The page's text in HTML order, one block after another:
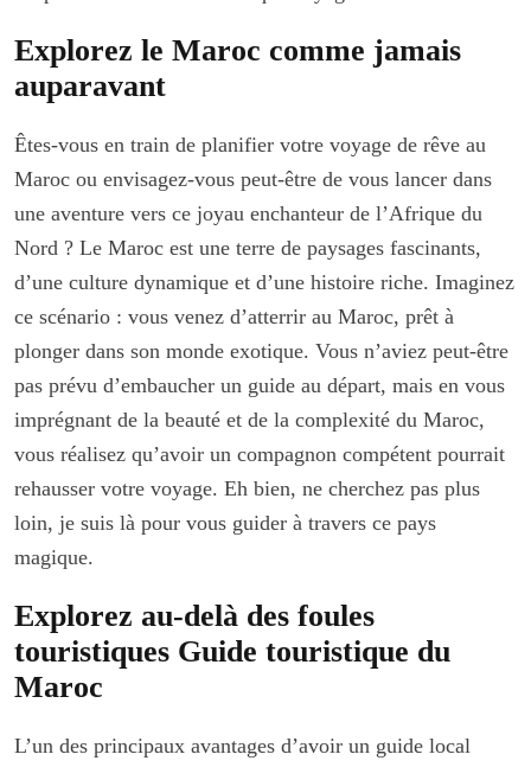
Explorez le Maroc comme jamais
auparavant
Êtes-vous en train de planifier votre voyage de rêve au
Maroc ou envisagez-vous peut-être de vous lancer dans
une aventure vers ce joyau enchanteur de l’Afrique du
Nord ? Le Maroc est une terre de paysages fascinants,
d’une culture dynamique et d’une histoire riche. Imaginez
ce scénario : vous venez d’atterrir au Maroc, prêt à
plonger dans son monde exotique. Vous n’aviez peut-être
pas prévu d’embaucher un guide au départ, mais en vous
imprégnant de la beauté et de la complexité du Maroc,
vous réalisez qu’avoir un compagnon compétent pourrait
rehausser votre voyage. Eh bien, ne cherchez pas plus
loin, je suis là pour vous guider à travers ce pays
magique.
Explorez au-delà des foules
touristiques Guide touristique du
Maroc
L’un des principaux avantages d’avoir un guide local